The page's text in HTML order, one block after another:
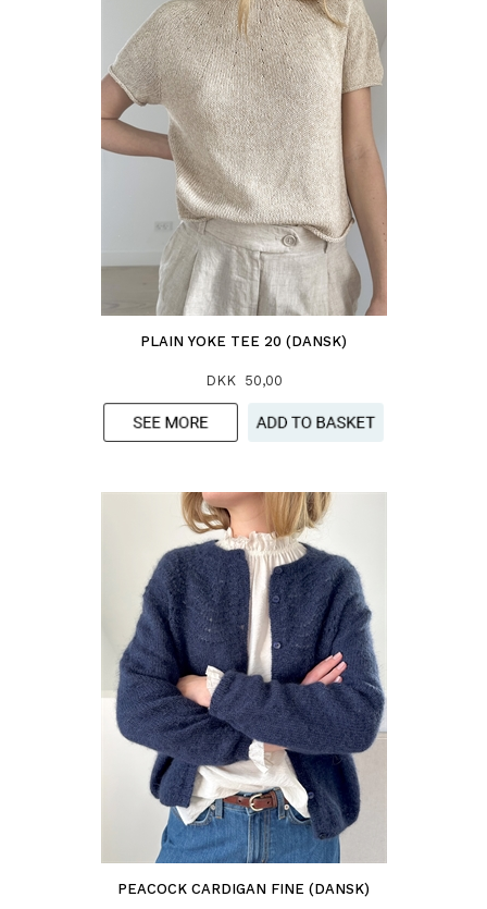
PLAIN YOKE TEE 20 (DANSK)
DKK 50,00
PEACOCK CARDIGAN FINE (DANSK)